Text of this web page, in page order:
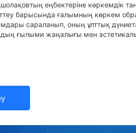
еңбектеріне көркемдік
барысында ғалымның көркем
сараланып, оның ұлттық
ғылыми жаңалығы мен